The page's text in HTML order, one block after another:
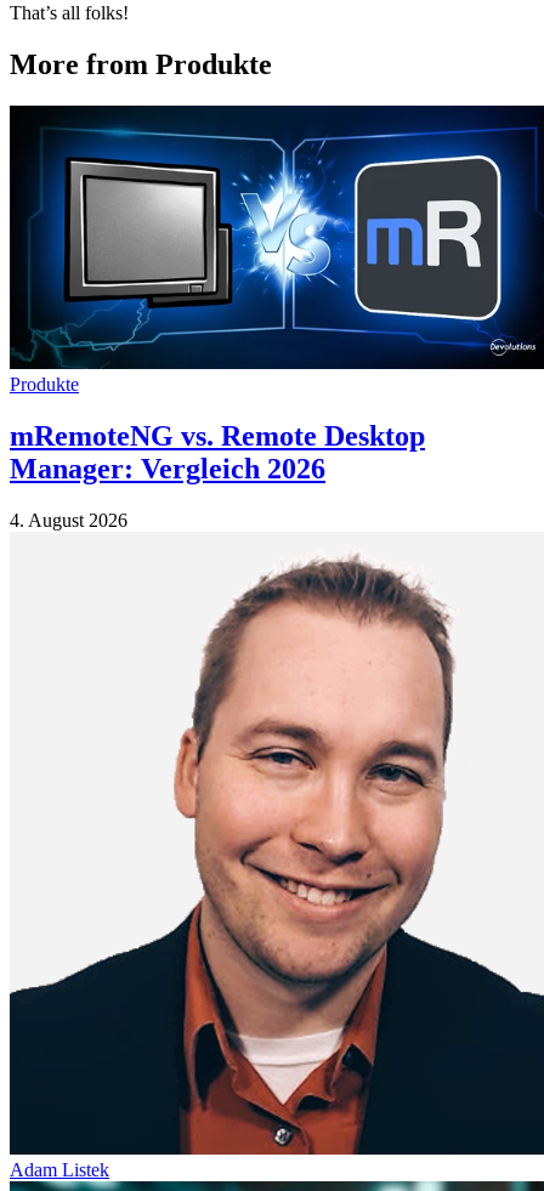
That’s all folks!
More from Produkte
Produkte
mRemoteNG vs. Remote Desktop
Manager: Vergleich 2026
4. August 2026
Adam Listek